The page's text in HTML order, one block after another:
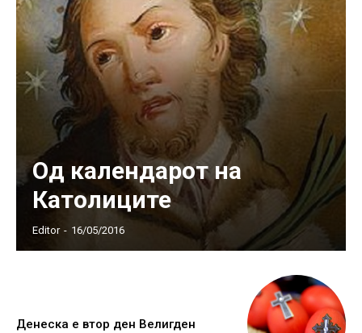
Од календарот на
Католиците
Editor - 16/05/2016
Денеска е втор ден Велигден